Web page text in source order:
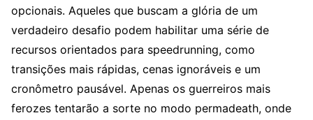
opcionais. Aqueles que buscam a glória de um
verdadeiro desafio podem habilitar uma série de
recursos orientados para speedrunning, como
transições mais rápidas, cenas ignoráveis ​​e um
cronômetro pausável. Apenas os guerreiros mais
ferozes tentarão a sorte no modo permadeath, onde